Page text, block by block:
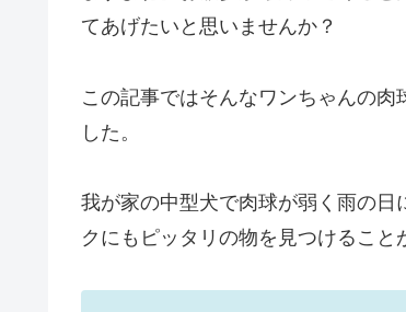
てあげたいと思いませんか？
この記事ではそんなワンちゃんの
した。
我が家の中型犬で肉球が弱く雨の
クにもピッタリの物を見つけること